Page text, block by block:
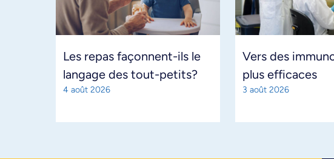
Les repas façonnent-ils le
langage des tout-petits?
4 août 2026
Vers des
plus efficaces
3 août 2026